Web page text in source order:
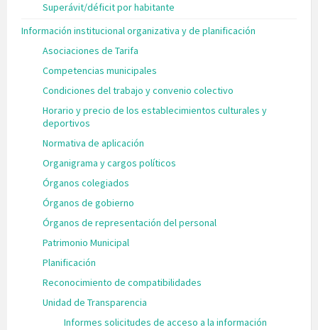
Superávit/déficit por habitante
Información institucional organizativa y de planificación
Asociaciones de Tarifa
Competencias municipales
Condiciones del trabajo y convenio colectivo
Horario y precio de los establecimientos culturales y
deportivos
Normativa de aplicación
Organigrama y cargos políticos
Órganos colegiados
Órganos de gobierno
Órganos de representación del personal
Patrimonio Municipal
Planificación
Reconocimiento de compatibilidades
Unidad de Transparencia
Informes solicitudes de acceso a la información